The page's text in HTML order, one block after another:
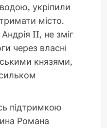
укріпили
місто.
II, не зміг
через власні
князями,
підтримкою
Романа